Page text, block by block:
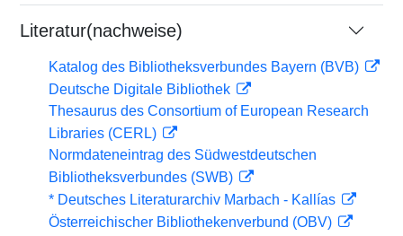
Literatur(nachweise)
Katalog des Bibliotheksverbundes Bayern (BVB)
Deutsche Digitale Bibliothek
Thesaurus des Consortium of European Research
Libraries (CERL)
Normdateneintrag des Südwestdeutschen
Bibliotheksverbundes (SWB)
* Deutsches Literaturarchiv Marbach - Kallías
Österreichischer Bibliothekenverbund (OBV)